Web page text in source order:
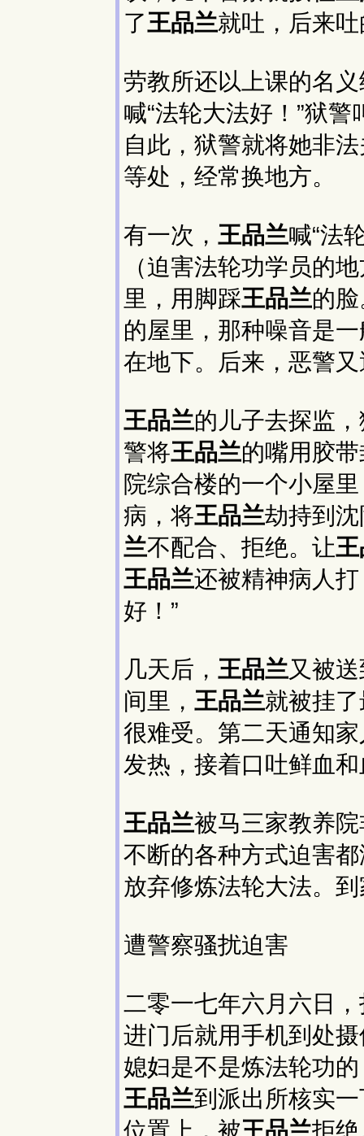
了王品兰就吐，后来
劳教所还以上课的名
喊“法轮大法好！”狱
自此，狱警就将她非
等处，经常换地方。
有一次， 王品兰喊“法
（迫害法轮功学员的
里，用脚踩王品兰的
的屋里，那种噪音是
在地下。后来，恶警
王品兰的儿子去探监
警将王品兰的嘴用胶
院综合楼的一个小屋
病，将王品兰劫持到
兰不配合、拒绝。让
王品兰还被精神病人
好！”
几天后， 王品兰又被
间里， 王品兰就被挂
很难受。第二天通知
发热，接着口吐鲜血
王品兰被马三家教养
不断的各种方式迫害
放弃修炼法轮大法。
遭警察骚扰迫害
二零一七年六月六日
进门后就用手机到处
媳妇是不是炼法轮功
王品兰到派出所核实
位置上，被王品兰拒